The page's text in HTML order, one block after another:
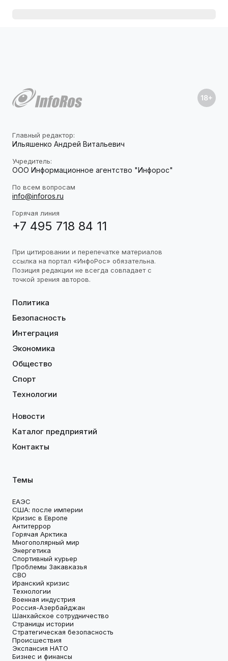
Главный редактор:
Ильяшенко Андрей Витальевич
Учредитель:
ООО Информационное агентство "Инфорос"
По всем вопросам
info@inforos.ru
Горячая линия
+7 495 718 84 11
При цитировании и перепечатке материалов
ссылка на портал «ИнфоРос» обязательна.
Позиция редакции не всегда совпадает с
точкой зрения авторов.
Политика
Безопасность
Интеграция
Экономика
Общество
Спорт
Технологии
Новости
Каталог предприятий
Контакты
Темы
ЕАЭС
США: после империи
Кризис в Европе
Антитеррор
Горячая Арктика
Многополярный мир
Энергетика
Спортивный курьер
Проблемы Закавказья
СВО
Иранский кризис
Технологии
Военная индустрия
Россия-Азербайджан
Шанхайское сотрудничество
Страницы истории
Стратегическая безопасность
Происшествия
Экспансия НАТО
Бизнес и финансы